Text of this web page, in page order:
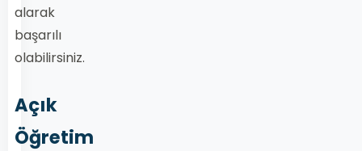
alarak
başarılı
olabilirsiniz.
Açık
Öğretim